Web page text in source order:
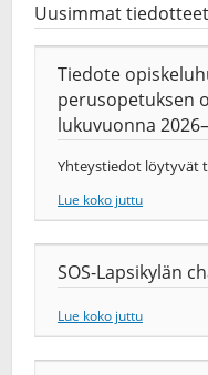
Uusimmat tiedotteet
Tiedote
perusopetuksen
lukuvuonna
Yhteystiedot löytyvät
Lue koko juttu
SOS-Lapsikylän
Lue koko juttu